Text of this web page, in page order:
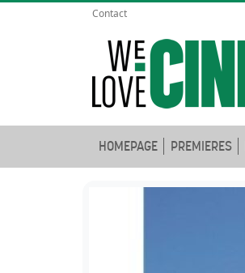
Contact
HOMEPAGE PREMIERES